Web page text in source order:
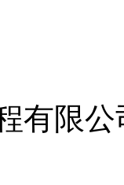
有限公